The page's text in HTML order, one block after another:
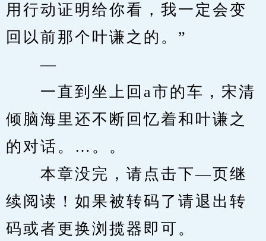
用行动证明给你看，我一定会变
回以前那个叶谦之的。”
—
一直到坐上回a市的车，宋清
倾脑海里还不断回忆着和叶谦之
的对话。…。。
本章没完，请点击下—页继
续阅读！如果被转码了请退出转
码或者更换浏揽器即可。